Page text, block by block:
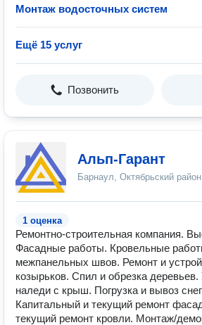
Монтаж водосточных систем
Ещё 15 услуг
Позвонить
Альп-Гарант
Барнаул, Октябрьский район
1 оценка
Ремонтно-строительная компания.
Фасадные работы. Кровельные
межпанельных швов. Ремонт и
козырьков. Спил и обрезка деревьев.
наледи с крыш. Погрузка и вывоз
Капитальный и текущий ремонт
текущий ремонт кровли. Монтаж/